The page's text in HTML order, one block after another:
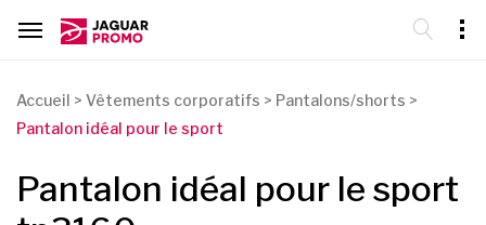
Accueil > Vêtements corporatifs > Pantalons/shorts >
Pantalon idéal pour le sport
Pantalon idéal pour le sport